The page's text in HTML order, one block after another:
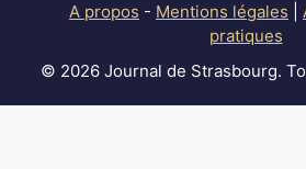
A propos - Mentions légales
pratiques
© 2026 Journal de Strasbourg.